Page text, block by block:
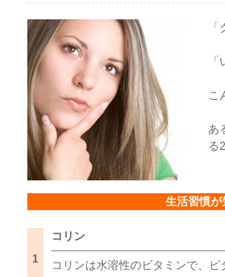
こ
あ
る
生活習慣
1
コリン
コリンは水溶性のビタミンで、